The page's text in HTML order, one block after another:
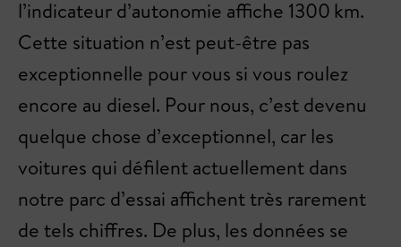
l’indicateur d’autonomie affiche 1300 km.
Cette situation n’est peut-être pas
exceptionnelle pour vous si vous roulez
encore au diesel. Pour nous, c’est devenu
quelque chose d’exceptionnel, car les
voitures qui défilent actuellement dans
notre parc d’essai affichent très rarement
de tels chiffres. De plus, les données se